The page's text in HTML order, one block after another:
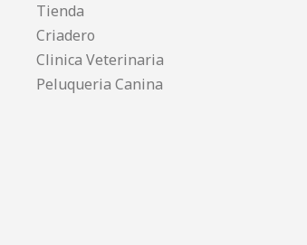
Tienda
Criadero
Clinica Veterinaria
Peluqueria Canina